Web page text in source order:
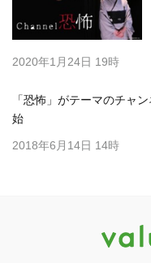
2020年1月24日 19時
「恐怖」がテーマのチャ
始
2018年6月14日 14時